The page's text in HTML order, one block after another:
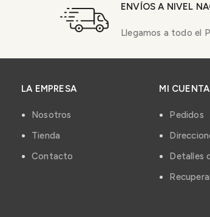
ENVÍOS A NIVEL
Llegamos a todo el
LA EMPRESA
Nosotros
Tienda
Contacto
MI CUENTA
Pedidos
Detalles